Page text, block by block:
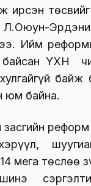
ирсэн
Ийм
ҮХНӨ
байж
юм байна.
реформ
мега төслөө